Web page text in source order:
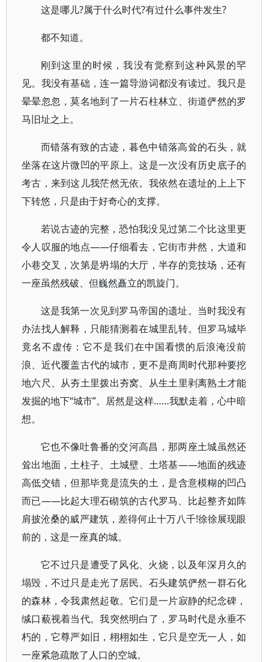
这是哪儿?属于什么时代?有过什么事件发生?
都不知道。
刚到这里的时候，我没有觉察到这种风景的罕
见。我没有基础，连一篇导游词都没有读过。我只是
晕晕忽忽，莫名地到了一片石柱林立、街道俨然的罗
马旧址之上。
而错落有致的古迹，暮色中错落高耸的石头，就
坐落在这片微凹的平原上。这是一次没有历史底子的
考古，来到这儿我茫然无依。我依然在遗址的上上下
下转悠，只是由于好奇心的支撑。
若说古迹的完整，恐怕我没见过第二个比这里更
令人叹服的地点——仔细看去，它街市井然，大道和
小巷交叉，次第是坍塌的大厅，半存的竞技场，还有
一座虽然残破、但巍然矗立的凯旋门。
这是我第一次见到罗马帝国的遗址。当时我没有
办法找人解释，只能猜测着在城里乱转。但罗马城毕
竟名不虚传：它不是我们在中国看惯的后浪淹没前
浪、近代覆盖古代的城市，更不是商周时代那种要挖
地六尺、从夯土里拨出夯窝、从生土里剥离熟土才能
发掘的地下“城市”。居然是这样……我默走着，心中暗
想。
它也不像吐鲁番的交河高昌，那两座土城虽然还
耸出地面，土柱子、土城壁、土塔基——地面的残迹
高低交错，但那毕竟是流失的土，是含意模糊的凹凸
而已——比起大理石砌筑的古代罗马、比起整齐如阵
肩披沧桑的威严建筑，差得何止十万八千!徐徐展现眼
前的，这是一座真的城。
它不过只是遭受了风化、火烧，以及年深月久的
塌毁，不过只是走光了居民。石头建筑俨然一群石化
的森林，令我肃然起敬。它们是一片寂静的纪念碑，
缄口藐视着当代。我突然明白了，罗马时代是永垂不
朽的，它尊严如旧，栩栩如生，它只是空无一人，如
一座紧急疏散了人口的空城。